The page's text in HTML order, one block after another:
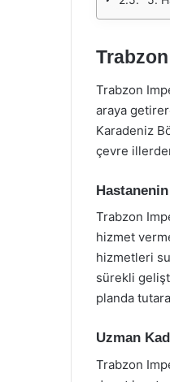
Trabzon
araya
Karadeniz
çevre
Trabzon
hizmet
hizmetleri
sürekli
planda
Uzman
Trabzon